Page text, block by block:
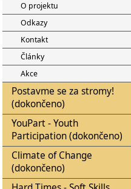
O projektu
Odkazy
Kontakt
Články
Akce
Postavme se za stromy!
(dokončeno)
YouPart - Youth
Participation (dokončeno)
Climate of Change
(dokončeno)